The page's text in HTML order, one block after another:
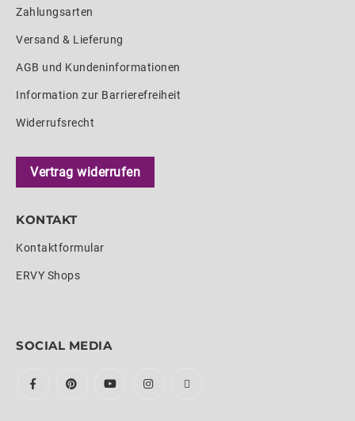
Zahlungsarten
Versand & Lieferung
AGB und Kundeninformationen
Information zur Barrierefreiheit
Widerrufsrecht
Vertrag widerrufen
KONTAKT
Kontaktformular
ERVY Shops
SOCIAL MEDIA